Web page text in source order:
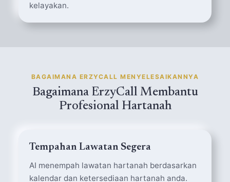
kelayakan.
BAGAIMANA ERZYCALL MENYELESAIKANNYA
Bagaimana ErzyCall Membantu
Profesional Hartanah
Tempahan Lawatan Segera
AI menempah lawatan hartanah berdasarkan
kalendar dan ketersediaan hartanah anda.